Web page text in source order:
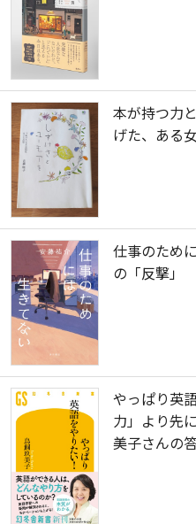
本が持つ力
げた、ある
仕事のため
の「反撃」
やっぱり英
力」より先
美子さんの